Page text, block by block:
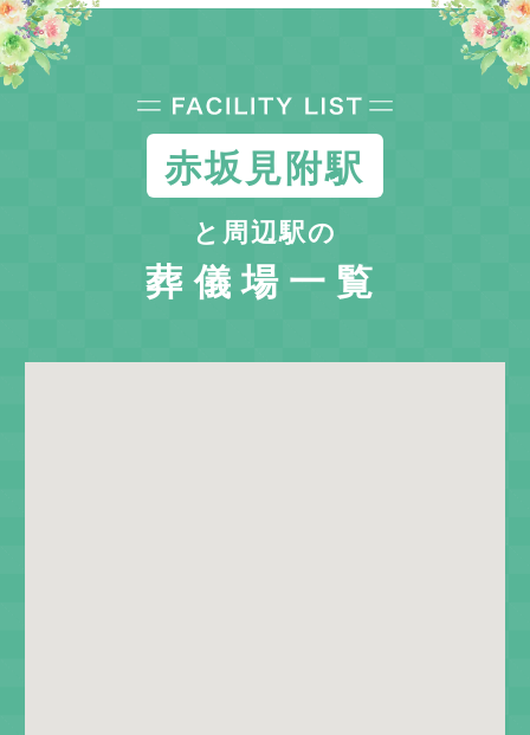
赤坂見附駅
と周辺駅の
葬儀場一覧